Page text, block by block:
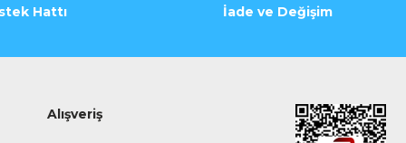
Hattı İade ve Değişim
Alışveriş